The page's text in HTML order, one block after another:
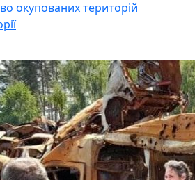
окупованих територій